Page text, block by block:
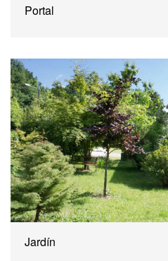
Portal
Jardín